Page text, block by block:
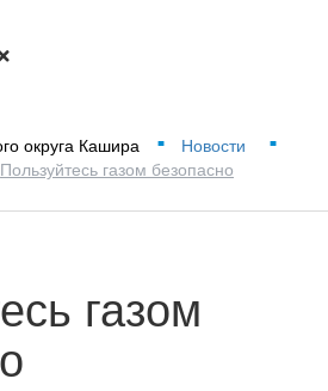
округа Кашира ■ Новости ■
Пользуйтесь газом безопасно
газом